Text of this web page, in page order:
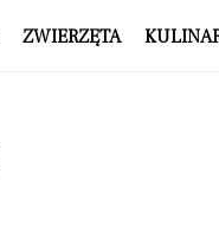
ZWIERZĘTA